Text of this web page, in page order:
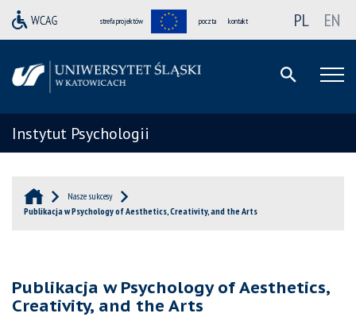
strefa projektów poczta kontakt PL EN
Instytut Psychologii
Nasze sukcesy
Publikacja w Psychology of Aesthetics, Creativity, and the Arts
Publikacja w Psychology of Aesthetics,
Creativity, and the Arts